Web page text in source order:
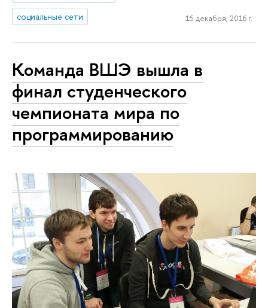
социальные сети 15 декабря, 2016 г.
Команда ВШЭ вышла в
финал студенческого
чемпионата мира по
программированию